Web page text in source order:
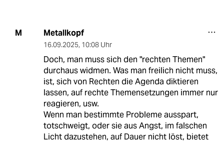
M Metallkopf
16.09.2025, 10:08 Uhr
Doch, man muss sich den "rechten Themen"
durchaus widmen. Was man freilich nicht muss,
ist, sich von Rechten die Agenda diktieren
lassen, auf rechte Themensetzungen immer nur
reagieren, usw.
Wenn man bestimmte Probleme ausspart,
totschweigt, oder sie aus Angst, im falschen
Licht dazustehen, auf Dauer nicht löst, bietet